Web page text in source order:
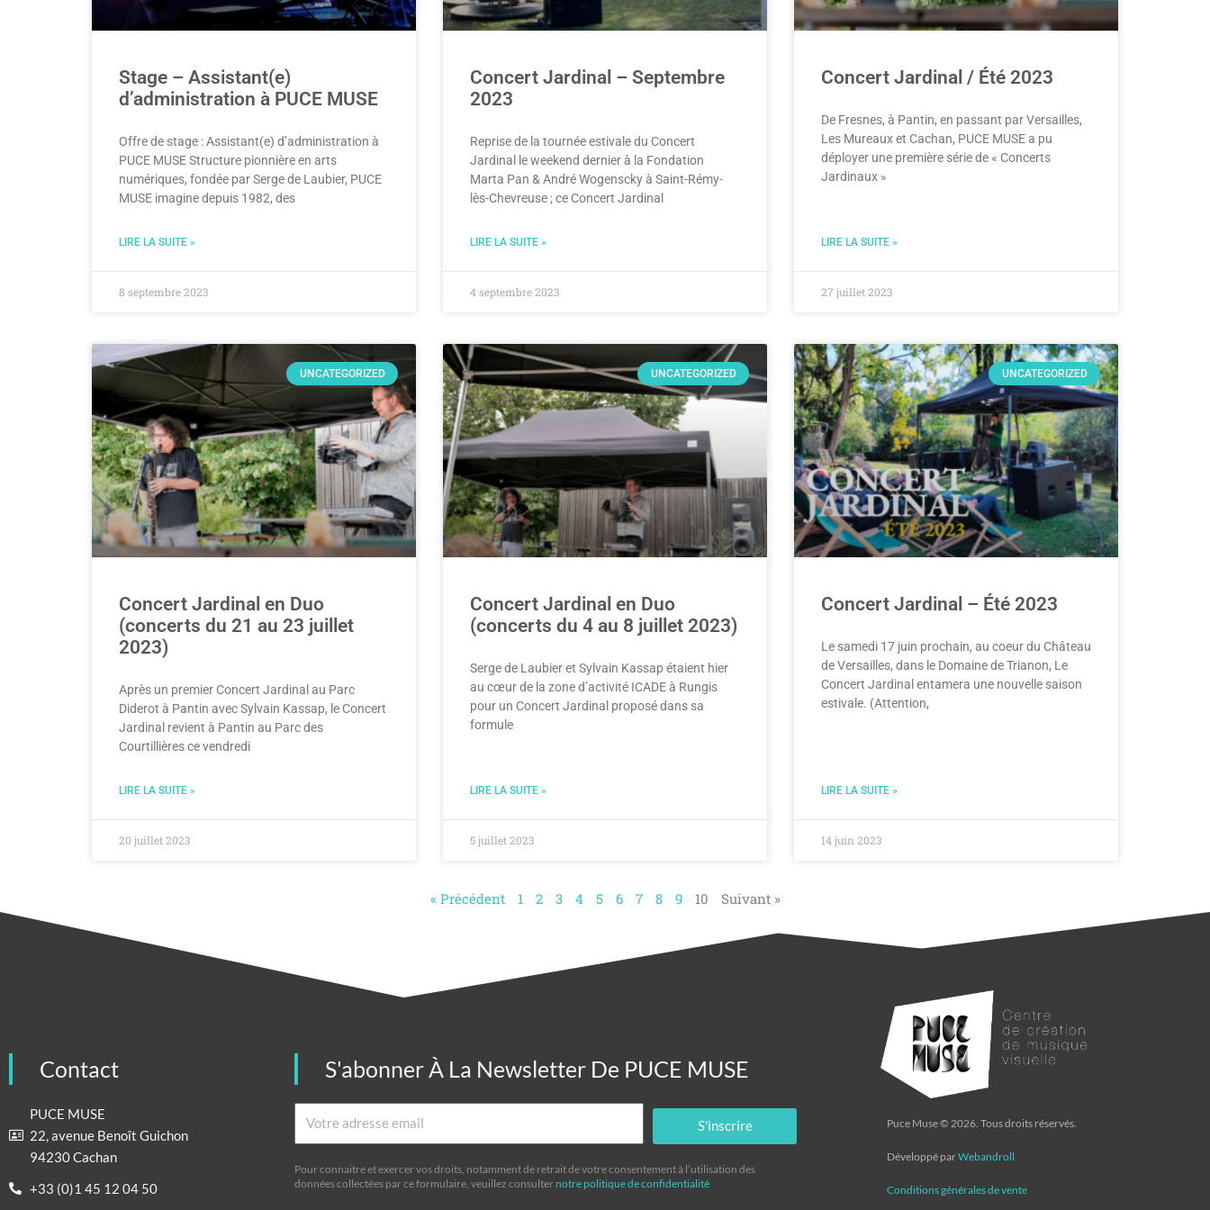
Stage – Assistant(e)
d’administration à PUCE MUSE
Offre de stage : Assistant(e) d’administration à
PUCE MUSE Structure pionnière en arts
numériques, fondée par Serge de Laubier, PUCE
MUSE imagine depuis 1982, des
LIRE LA SUITE »
8 septembre 2023
Concert Jardinal – Septembre
2023
Reprise de la tournée estivale du Concert
Jardinal le weekend dernier à la Fondation
Marta Pan & André Wogenscky à Saint-Rémy-
lès-Chevreuse ; ce Concert Jardinal
LIRE LA SUITE »
4 septembre 2023
Concert Jardinal / Été 2023
De Fresnes, à Pantin, en passant par Versailles,
Les Mureaux et Cachan, PUCE MUSE a pu
déployer une première série de « Concerts
Jardinaux »
LIRE LA SUITE »
27 juillet 2023
UNCATEGORIZED
Concert Jardinal en Duo
(concerts du 21 au 23 juillet
2023)
Après un premier Concert Jardinal au Parc
Diderot à Pantin avec Sylvain Kassap, le Concert
Jardinal revient à Pantin au Parc des
Courtillières ce vendredi
LIRE LA SUITE »
20 juillet 2023
UNCATEGORIZED
Concert Jardinal en Duo
(concerts du 4 au 8 juillet 2023)
Serge de Laubier et Sylvain Kassap étaient hier
au cœur de la zone d’activité ICADE à Rungis
pour un Concert Jardinal proposé dans sa
formule
LIRE LA SUITE »
5 juillet 2023
UNCATEGORIZED
Concert Jardinal – Été 2023
Le samedi 17 juin prochain, au coeur du Château
de Versailles, dans le Domaine de Trianon, Le
Concert Jardinal entamera une nouvelle saison
estivale. (Attention,
LIRE LA SUITE »
14 juin 2023
« Précédent 1 2 3 4 5 6 7 8 9 10 Suivant »
Contact
PUCE MUSE
22, avenue Benoît Guichon
94230 Cachan
+33 (0)1 45 12 04 50
S'abonner À La Newsletter De PUCE MUSE
S'inscrire
Pour connaitre et exercer vos droits, notamment de retrait de votre consentement à l’utilisation des
données collectées par ce formulaire, veuillez consulter notre politique de confidentialité
Puce Muse © 2026. Tous droits réservés.
Développé parWebandroll
Conditions générales de vente